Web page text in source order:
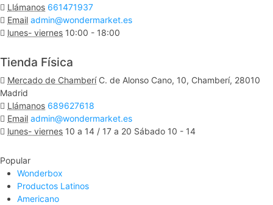
Llámanos 661471937
Email admin@wondermarket.es
lunes- viernes 10:00 - 18:00
Tienda Física
Mercado de Chamberí C. de Alonso Cano, 10, Chamberí, 28010
Madrid
Llámanos 689627618
Email admin@wondermarket.es
lunes- viernes 10 a 14 / 17 a 20 Sábado 10 - 14
Popular
Wonderbox
Productos Latinos
Americano